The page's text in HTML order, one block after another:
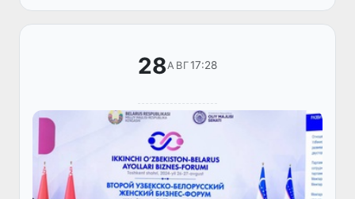
жавобгарлик тўғрисидаги кодексига...
28АВГ17:28